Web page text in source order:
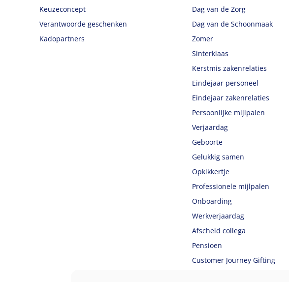
Keuzeconcept
Verantwoorde geschenken
Kadopartners
Dag van de Zorg
Dag van de Schoonmaak
Zomer
Sinterklaas
Kerstmis zakenrelaties
Eindejaar personeel
Eindejaar zakenrelaties
Persoonlijke mijlpalen
Verjaardag
Geboorte
Gelukkig samen
Opkikkertje
Professionele mijlpalen
Onboarding
Werkverjaardag
Afscheid collega
Pensioen
Customer Journey Gifting